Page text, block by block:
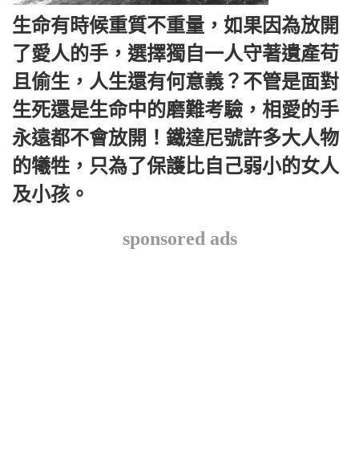
生命有時候重質不重量，如果因為放開
了愛人的手，選擇獨自一人守著遺產苟
且偷生，人生還有何意義？不管是面對
生死還是生命中的磨難考驗，相愛的手
永遠都不會放開！鐵達尼號許多大人物
的犧牲，只為了保護比自己弱小的女人
及小孩。
sponsored ads